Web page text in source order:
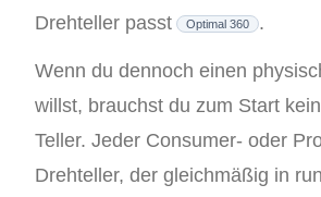
Drehteller passt
Optimal 360 .
Wenn du dennoch einen
willst, brauchst du zum Start
Teller. Jeder Consumer- oder
Drehteller, der gleichmäßig in